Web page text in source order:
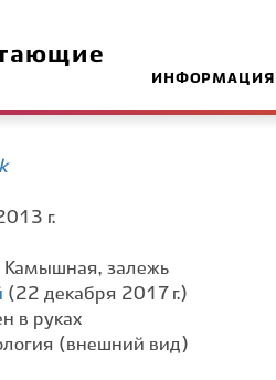
ИНФОРМАЦИЯ
г.
Камышная, залежь
(22 декабря 2017 г.)
в руках
(внешний вид)